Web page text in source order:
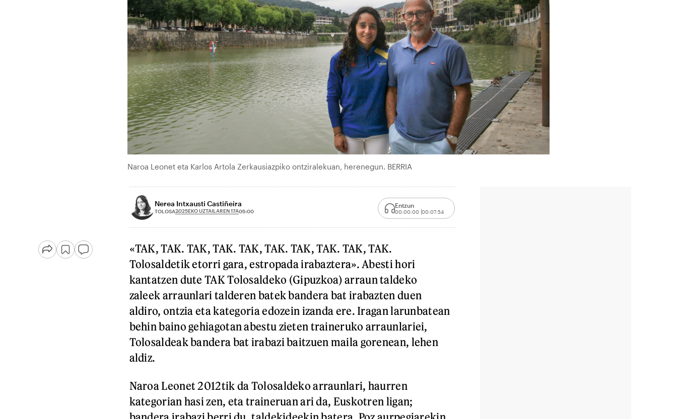
Naroa Leonet eta Karlos Artola Zerkausiazpiko ontziralekuan, herenegun. BERRIA
Nerea Intxausti Castiñeira
TOLOSA2025EKO UZTAILAREN 17A05:00
Entzun
00:00:00 00:07:54
«TAK, TAK. TAK, TAK. TAK, TAK. TAK, TAK. TAK, TAK.
Tolosaldetik etorri gara, estropada irabaztera». Abesti hori
kantatzen dute TAK Tolosaldeko (Gipuzkoa) arraun taldeko
zaleek arraunlari talderen batek bandera bat irabazten duen
aldiro, ontzia eta kategoria edozein izanda ere. Iragan larunbatean
behin baino gehiagotan abestu zieten traineruko arraunlariei,
Tolosaldeak bandera bat irabazi baitzuen maila gorenean, lehen
aldiz.
Naroa Leonet 2012tik da Tolosaldeko arraunlari, haurren
kategorian hasi zen, eta traineruan ari da, Euskotren ligan;